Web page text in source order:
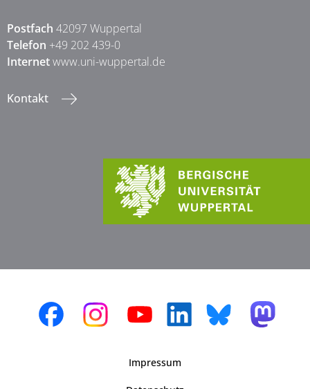
Postfach 42097 Wuppertal
Telefon +49 202 439-0
Internetwww.uni-wuppertal.de
Kontakt
Impressum